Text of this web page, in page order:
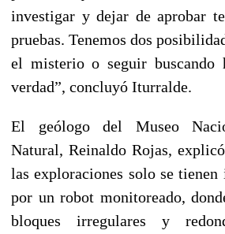
investigar y dejar de aprobar
pruebas. Tenemos dos
el misterio o seguir buscando
verdad”, concluyó Iturralde.
El geólogo del Museo
Natural, Reinaldo Rojas,
las exploraciones solo se tienen
por un robot monitoreado,
bloques irregulares y